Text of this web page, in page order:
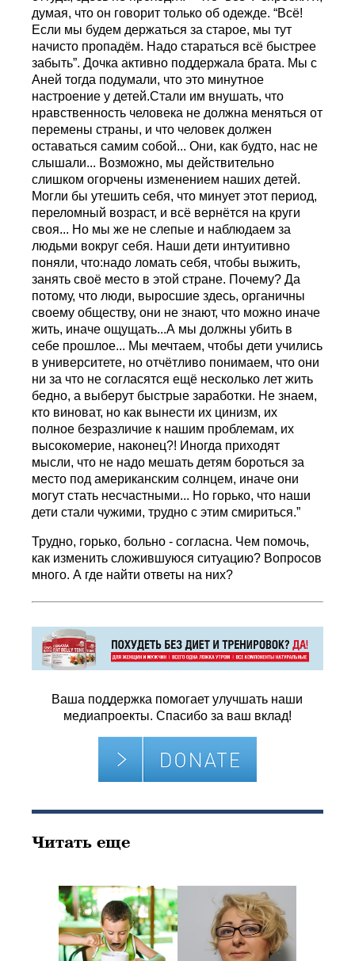
думая, что он говорит только об одежде. “Всё!
Если мы будем держаться за старое, мы тут
начисто пропадём. Надо стараться всё быстрее
забыть”. Дочка активно поддержала брата. Мы с
Аней тогда подумали, что это минутное
настроение у детей.Стали им внушать, что
нравственность человека не должна меняться от
перемены страны, и что человек должен
оставаться самим собой... Они, как будто, нас не
слышали... Возможно, мы действительно
слишком огорчены изменением наших детей.
Могли бы утешить себя, что минует этот период,
переломный возраст, и всё вернётся на круги
своя... Но мы же не слепые и наблюдаем за
людьми вокруг себя. Наши дети интуитивно
поняли, что:надо ломать себя, чтобы выжить,
занять своё место в этой стране. Почему? Да
потому, что люди, выросшие здесь, органичны
своему обществу, они не знают, что можно иначе
жить, иначе ощущать...А мы должны убить в
себе прошлое... Мы мечтаем, чтобы дети учились
в университете, но отчётливо понимаем, что они
ни за что не согласятся ещё несколько лет жить
бедно, а выберут быстрые заработки. Не знаем,
кто виноват, но как вынести их цинизм, их
полное безразличие к нашим проблемам, их
высокомерие, наконец?! Иногда приходят
мысли, что не надо мешать детям бороться за
место под американским солнцем, иначе они
могут стать несчастными... Но горько, что наши
дети стали чужими, трудно с этим смириться.”
Трудно, горько, больно - согласна. Чем помочь,
как изменить сложившуюся ситуацию? Вопросов
много. А где найти ответы на них?
Ваша поддержка помогает улучшать наши
медиапроекты. Спасибо за ваш вклад!
Читать еще